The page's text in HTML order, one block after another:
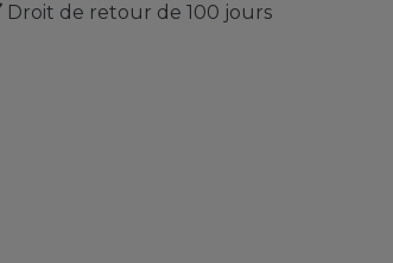
Droit de retour de 100 jours